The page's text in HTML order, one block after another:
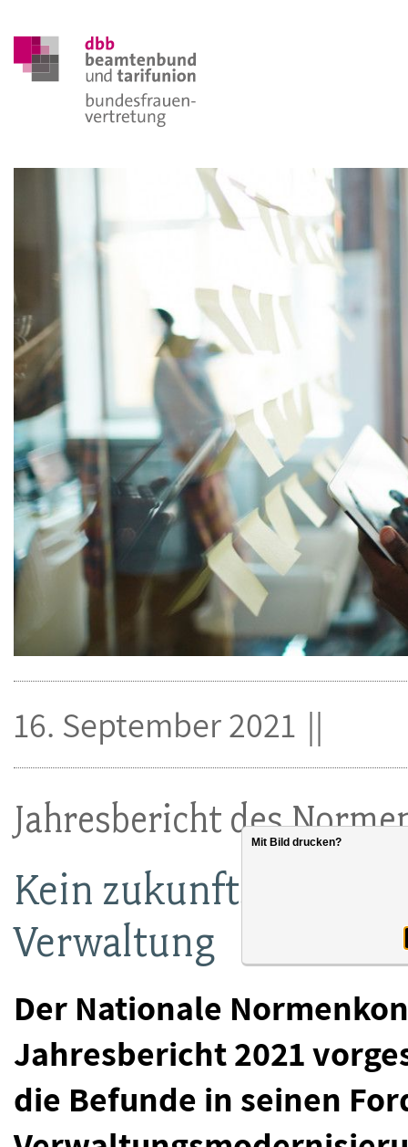
Jahresbericht des
Kein zukunftsfester
Verwaltung
Der Nationale
Jahresbericht 2021
die Befunde in seinen
16. September 2021
Mit Bild drucken?